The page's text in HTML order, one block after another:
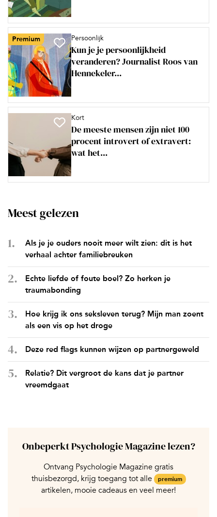
Premium Persoonlijk
Kun je je persoonlijkheid
veranderen? Journalist Roos van
Hennekeler...
Kort
De meeste mensen zijn niet 100
procent introvert of extravert:
wat het...
Meest gelezen
Als je je ouders nooit meer wilt zien: dit is het
verhaal achter familiebreuken
Echte liefde of foute boel? Zo herken je
traumabonding
Hoe krijg ik ons seksleven terug? Mijn man zoent
als een vis op het droge
Deze red flags kunnen wijzen op partnergeweld
Relatie? Dit vergroot de kans dat je partner
vreemdgaat
Onbeperkt Psychologie Magazine lezen?
Ontvang Psychologie Magazine gratis
thuisbezorgd, krijg toegang tot alle
premium
artikelen, mooie cadeaus en veel meer!